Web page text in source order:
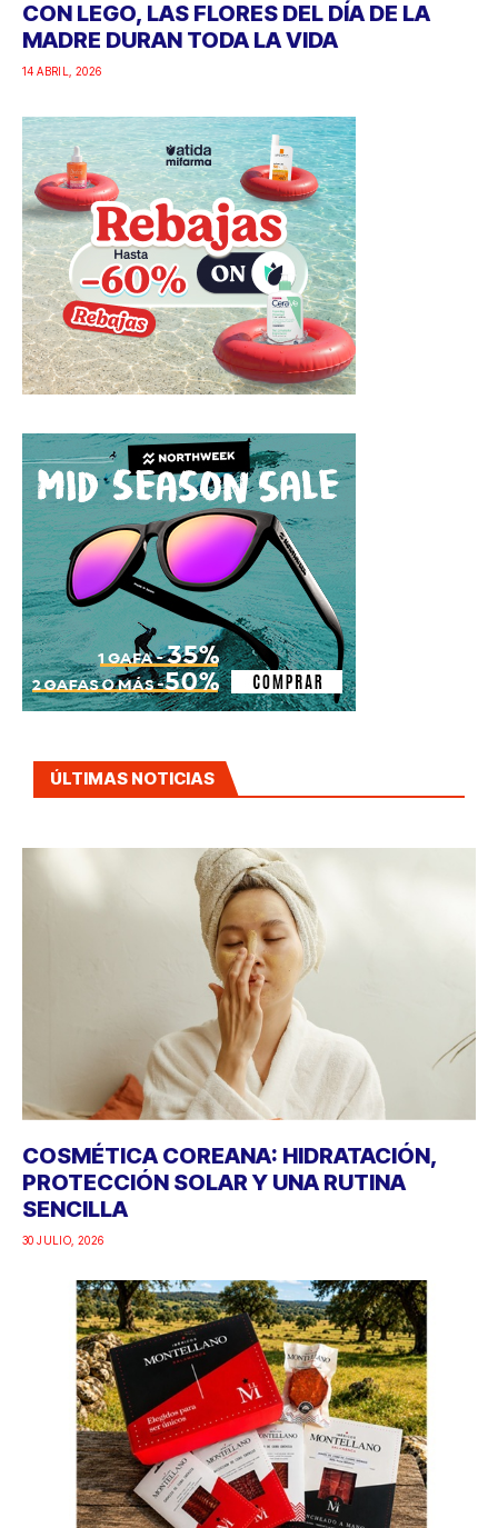
CON LEGO, LAS FLORES DEL DÍA DE LA
MADRE DURAN TODA LA VIDA
14 ABRIL, 2026
ÚLTIMAS NOTICIAS
COSMÉTICA COREANA: HIDRATACIÓN,
PROTECCIÓN SOLAR Y UNA RUTINA
SENCILLA
30 JULIO, 2026